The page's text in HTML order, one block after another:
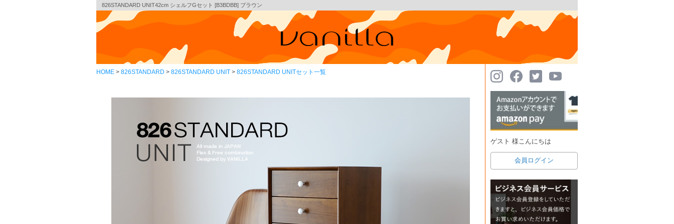
826STANDARD UNIT42cm シェルフGセット [B3BDBB] ブラウン
HOME 826STANDARD 826STANDARD UNIT 826STANDARD UNITセット一覧
ゲスト 様こんにちは
会員ログイン